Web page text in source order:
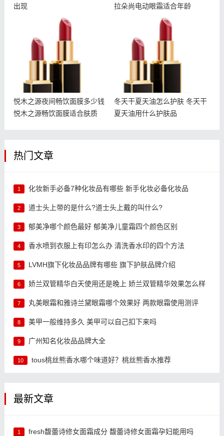
出现
拉朵尚电动眼霜适合年龄
悦木之源夜间畅饮面膜多少
悦木之源夜间畅饮面膜多少钱
悦木之源畅饮面膜适合肤质
冬天干夏天油怎么护肤 冬
冬天干夏天油怎么护肤 冬天干
夏天油用什么护肤品
热门文章
1 化妆新手必备7种化妆品有哪些 新手化妆必备化妆品
2 道士头上带的是什么?道士头上戴的叫什么?
3 郁美净哪个颜色最好 郁美净儿童霜四个颜色区别
4 香水喷到衣服上有印怎么办 清洗香水印的四个方法
5 LVMH旗下化妆品品牌有哪些 旗下护肤品牌介绍
6 娇兰双管精华白天使用还是晚上 娇兰双管精华效果怎么样
7 丸美眼霜和雅诗兰黛眼霜哪个效果好 两款眼霜使用测评
8 美甲一般维持多久 美甲可以自己扣下来吗
9 广州知名化妆品品牌大全
10 tous桃丝熊香水哪个味道好？桃丝熊香水推荐
最新文章
1 fresh馥蕾诗修女面霜成分 馥蕾诗修女面霜孕妇能用吗